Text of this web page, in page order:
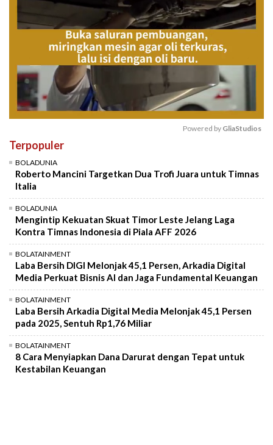
Powered by GliaStudios
Terpopuler
BOLADUNIA
Roberto Mancini Targetkan Dua Trofi Juara untuk Timnas
Italia
BOLADUNIA
Mengintip Kekuatan Skuat Timor Leste Jelang Laga
Kontra Timnas Indonesia di Piala AFF 2026
BOLATAINMENT
Laba Bersih DIGI Melonjak 45,1 Persen, Arkadia Digital
Media Perkuat Bisnis AI dan Jaga Fundamental Keuangan
BOLATAINMENT
Laba Bersih Arkadia Digital Media Melonjak 45,1 Persen
pada 2025, Sentuh Rp1,76 Miliar
BOLATAINMENT
8 Cara Menyiapkan Dana Darurat dengan Tepat untuk
Kestabilan Keuangan